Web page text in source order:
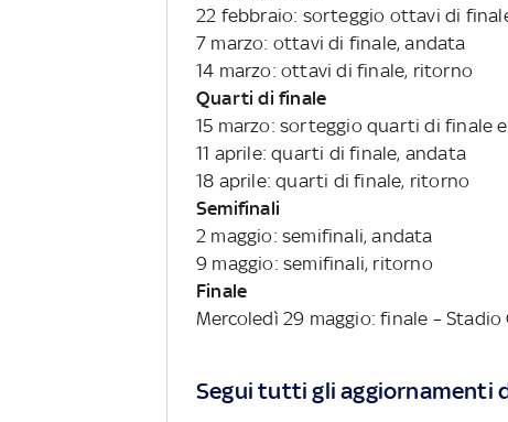
22 febbraio: sorteggio ottavi di
7 marzo: ottavi di finale, andata
14 marzo: ottavi di finale, ritorno
Quarti di finale
15 marzo: sorteggio quarti di finale
11 aprile: quarti di finale, andata
18 aprile: quarti di finale, ritorno
Semifinali
2 maggio: semifinali, andata
9 maggio: semifinali, ritorno
Finale
Mercoledì 29 maggio: finale – Stadio
Segui tutti gli aggiornamenti